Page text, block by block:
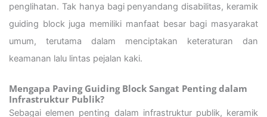
penglihatan. Tak hanya bagi penyandang disabilitas, keramik
guiding block juga memiliki manfaat besar bagi masyarakat
umum, terutama dalam menciptakan keteraturan dan
keamanan lalu lintas pejalan kaki.
Mengapa Paving Guiding Block Sangat Penting dalam
Infrastruktur Publik?
Sebagai elemen penting dalam infrastruktur publik, keramik